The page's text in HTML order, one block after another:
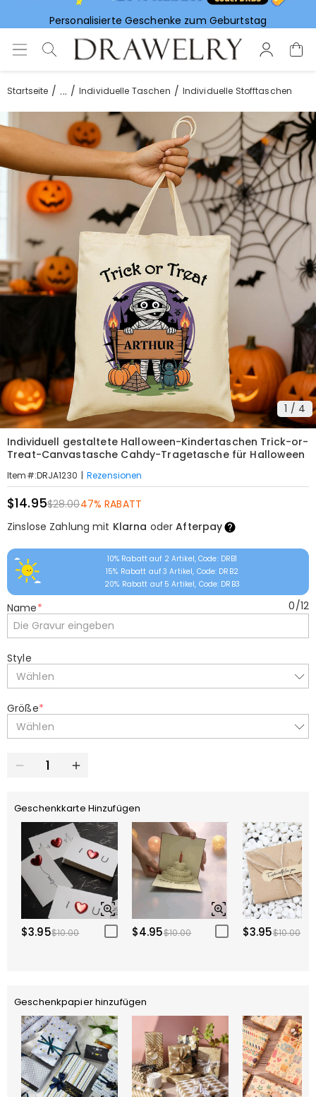
Personalisierte Geschenke zum Geburtstag
Startseite ... Individuelle Taschen Individuelle Stofftaschen
1 / 4
Individuell gestaltete Halloween-Kindertaschen Trick-or-
Treat-Canvastasche Cahdy-Tragetasche für Halloween
Item#:DRJA1230 | Rezensionen
$14.95$28.0047% RABATT
Zinslose Zahlung mit Klarna oderAfterpay
10% Rabatt auf 2 Artikel, Code: DRB1
15% Rabatt auf 3 Artikel, Code: DRB2
20% Rabatt auf 5 Artikel, Code: DRB3
Name* 0/12
Style
Wählen
Größe*
Wählen
Geschenkkarte Hinzufügen
$3.95$10.00 $4.95$10.00 $3.95$10.00
Geschenkpapier hinzufügen